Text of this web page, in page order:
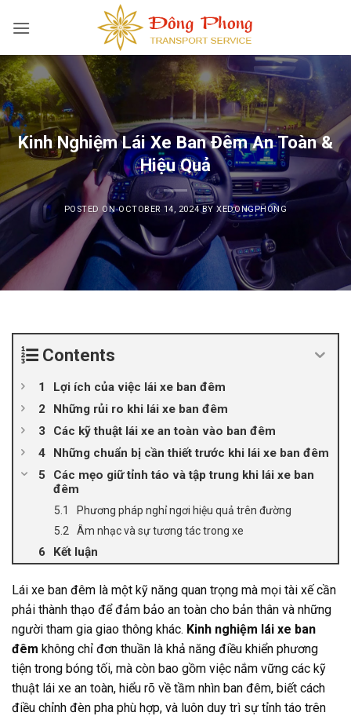
Kinh Nghiệm Lái Xe Ban Đêm An Toàn &
Hiệu Quả
POSTED ONOCTOBER 14, 2024 BYXEDONGPHONG
Contents
Lợi ích của việc lái xe ban đêm
Những rủi ro khi lái xe ban đêm
Các kỹ thuật lái xe an toàn vào ban đêm
Những chuẩn bị cần thiết trước khi lái xe ban đêm
Các mẹo giữ tỉnh táo và tập trung khi lái xe ban
đêm
Phương pháp nghỉ ngơi hiệu quả trên đường
Âm nhạc và sự tương tác trong xe
Kết luận
Lái xe ban đêm là một kỹ năng quan trọng mà mọi tài xế cần
phải thành thạo để đảm bảo an toàn cho bản thân và những
người tham gia giao thông khác. Kinh nghiệm lái xe ban
đêm không chỉ đơn thuần là khả năng điều khiển phương
tiện trong bóng tối, mà còn bao gồm việc nắm vững các kỹ
thuật lái xe an toàn, hiểu rõ về tầm nhìn ban đêm, biết cách
điều chỉnh đèn pha phù hợp, và luôn duy trì sự tỉnh táo trên